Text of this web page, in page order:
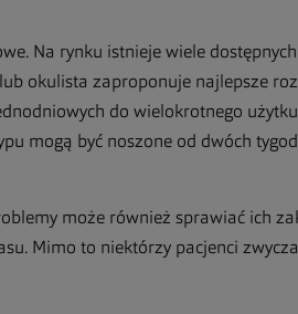
Na rynku istnieje wiele
okulista zaproponuje najlepsze
do wielokrotnego
mogą być noszone od dwóch
może również sprawiać ich
Mimo to niektórzy pacjenci